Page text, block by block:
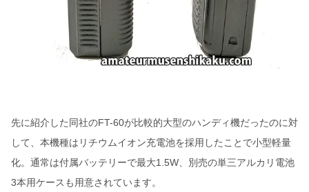
先に紹介した同社のFT-60が比較的大型のハンディ機だったのに対
して、本機種はリチウムイオン充電池を採用したことで小型軽量
化。通常は付属バッテリーで最大1.5W、別売の単三アルカリ電池
3本用ケースも用意されています。